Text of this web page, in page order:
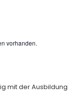
vorhanden.
mit der Ausbildung